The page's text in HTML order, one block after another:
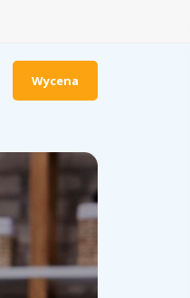
Wycena